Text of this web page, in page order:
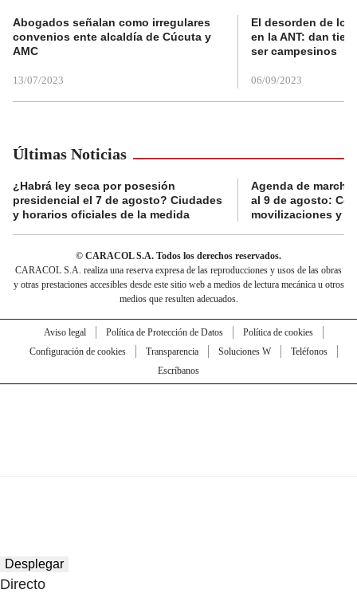
Abogados señalan como irregulares
convenios ente alcaldía de Cúcuta y
AMC
13/07/2023
El desorden de
en la ANT: dan
ser campesinos
06/09/2023
Últimas Noticias
¿Habrá ley seca por posesión
presidencial el 7 de agosto? Ciudades
y horarios oficiales de la medida
Agenda de
al 9 de agosto:
movilizaciones y
© CARACOL S.A. Todos los derechos reservados.
CARACOL S.A. realiza una reserva expresa de las reproducciones y usos de las obras
y otras prestaciones accesibles desde este sitio web a medios de lectura mecánica u otros
medios que resulten adecuados.
Aviso legal Política de Protección de Datos
Política de cookies
Configuración de cookies
Transparencia Soluciones W
Teléfonos
Escríbanos
Desplegar
Directo